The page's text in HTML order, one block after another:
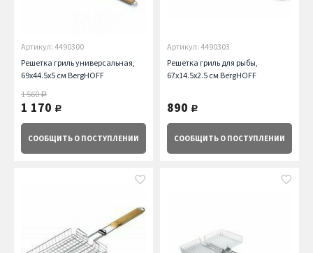
Артикул: 4490300
Решетка гриль универсальная,
69х44.5х5 см BergHOFF
1 560руб.
1 170 руб.
СООБЩИТЬ О ПОСТУПЛЕНИИ
Артикул: 4490303
Решетка гриль для рыбы,
67х14.5х2.5 см BergHOFF
890 руб.
СООБЩИТЬ О ПОСТУПЛЕНИИ